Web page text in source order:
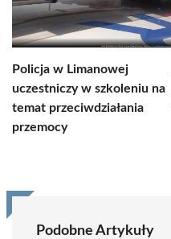
Policja w Limanowej
uczestniczy w szkoleniu na
temat przeciwdziałania
przemocy
Podobne Artykuły